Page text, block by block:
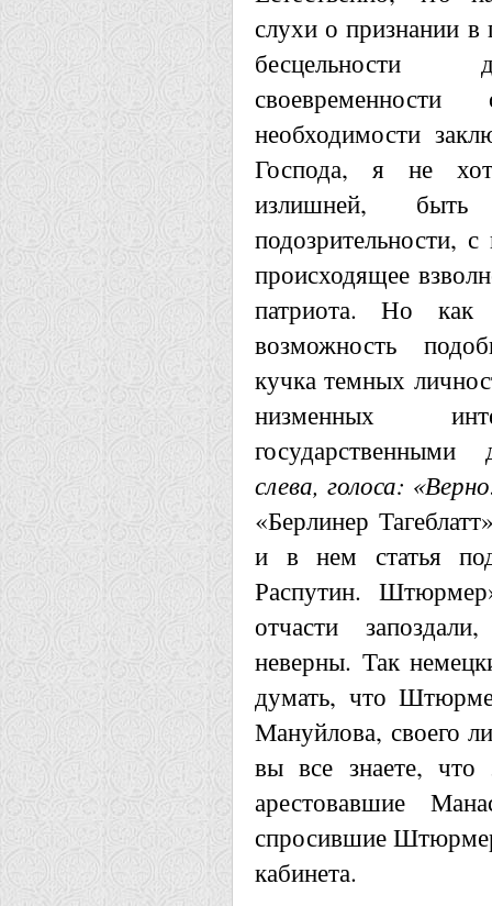
слухи о признании в
бесцельности
необходимости
Господа, я не
излишней, быть
подозрительности,
происходящее
патриота. Но как
возможность
кучка темных
низменных
слева, голоса:
«Берлинер
и в нем статья
Распутин.
отчасти
неверны. Так
думать, что
Мануйлова, своего
вы все знаете,
арестовавшие
спросившие
кабинета.